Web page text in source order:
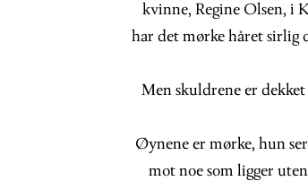
kvinne, Regine Olsen, i
har det mørke håret sirlig
Men skuldrene er
Øynene er mørke, hun
mot noe som ligger